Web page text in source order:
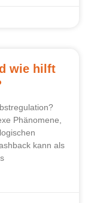
wie hilft
Phänomene,
kann als